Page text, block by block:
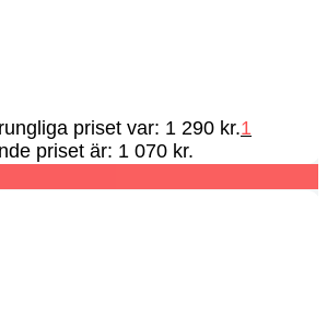
priset var: 1 290 kr.1
priset är: 1 070 kr.